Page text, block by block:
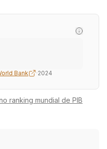
Bank ·2024
ranking mundial de PIB